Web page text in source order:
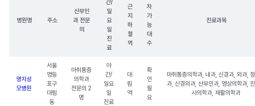
병원명 주소
산부인
과 전문
의
간/
일
요
일
진
료
근
지
하
철
역
차
가
능
대
수
진료과목
명지성
모병원
서울
영등
포구
대림
동
마취통증
의학과
전문의 2
명
야
간/
일요
일
진료
대
림
역
확
인
필
요
마취통증의학과, 내과, 신경과, 외과,
과, 신경외과, 산부인과, 영상의학과,
사의학과, 재활의학과